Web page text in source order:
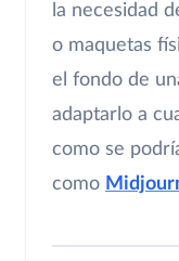
la necesidad
o maquetas
el fondo de
adaptarlo a
como se
como